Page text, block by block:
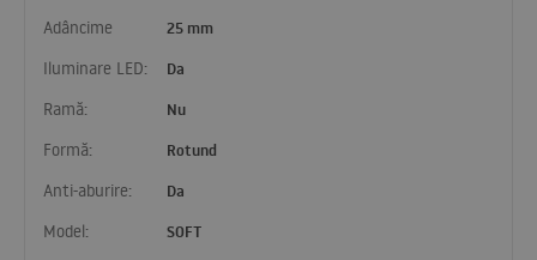
Adâncime
25 mm
Iluminare LED:
Da
Ramă:
Nu
Formă:
Rotund
Anti-aburire:
Da
Model:
SOFT